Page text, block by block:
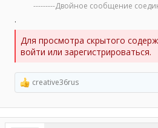
---------Двойное сообщение
.
Для просмотра скрытого
войти или зарегистрироваться.
Р
е
а
к
ц
creative36rus